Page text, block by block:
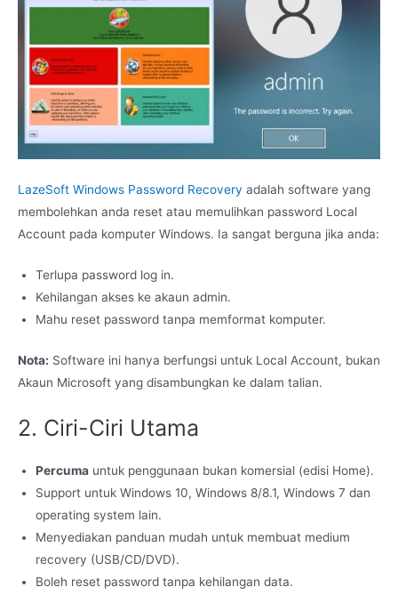
LazeSoft Windows Password Recovery adalah software yang
membolehkan anda reset atau memulihkan password Local
Account pada komputer Windows. Ia sangat berguna jika anda:
Terlupa password log in.
Kehilangan akses ke akaun admin.
Mahu reset password tanpa memformat komputer.
Nota: Software ini hanya berfungsi untuk Local Account, bukan
Akaun Microsoft yang disambungkan ke dalam talian.
2. Ciri-Ciri Utama
Percuma untuk penggunaan bukan komersial (edisi Home).
Support untuk Windows 10, Windows 8/8.1, Windows 7 dan
operating system lain.
Menyediakan panduan mudah untuk membuat medium
recovery (USB/CD/DVD).
Boleh reset password tanpa kehilangan data.